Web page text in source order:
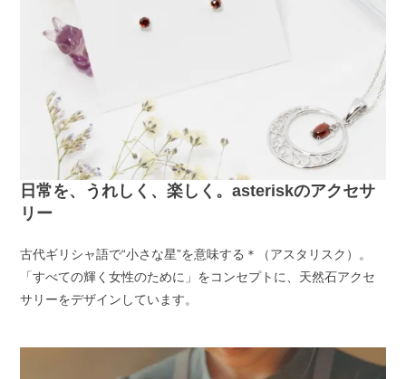
日常を、うれしく、楽しく。asteriskのアクセサ
リー
古代ギリシャ語で“小さな星”を意味する＊（アスタリスク）。
「すべての輝く女性のために」をコンセプトに、天然石アクセ
サリーをデザインしています。